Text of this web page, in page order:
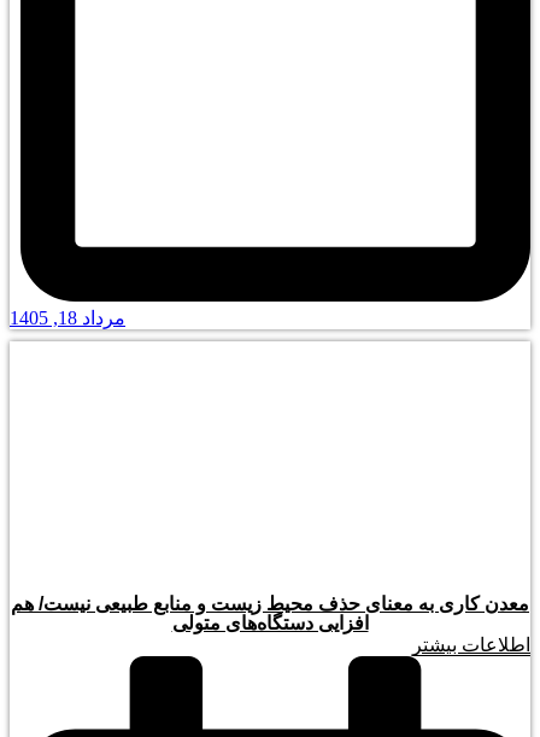
مرداد 18, 1405
معدن کاری به معنای حذف محیط زیست و منابع طبیعی نیست/ هم
افزایی دستگاه‌های متولی
اطلاعات بیشتر